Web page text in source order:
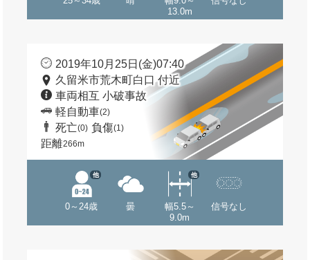
13.0m
2019年10月25日(金)07:40
久留米市荒木町白口 付近
車両相互 小破事故
軽自動車(2)
死亡(0) 負傷(1)
距離266m
0～24歳
他
曇
幅5.5～
9.0m
他
信号なし